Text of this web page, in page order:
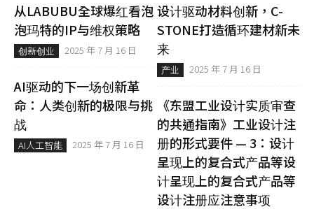
从LABUBU全球爆红看泡
泡玛特的IP与维权策略
创新创业 2025 年 7 月 16 日
AI驱动的下一场创新革
命：人类创新的极限与挑
战
AI人工智能 2025 年 7 月 16 日
设计驱动材料创新，C-
STONE打造循环建材新未
来
产业 2025 年 7 月 16 日
《东盟工业设计实质审查
的共通指南》工业设计注
册的形式要件 — 3：设计
呈现上的复合式产品等设
计呈现上的复合式产品等
设计注册应注意事项